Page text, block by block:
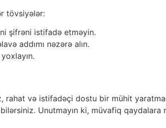
tövsiyələr:
şifrəni istifadə etməyin.
addımı nəzərə alın.
və istifadəçi dostu bir mühit
Unutmayın ki, müvafiq